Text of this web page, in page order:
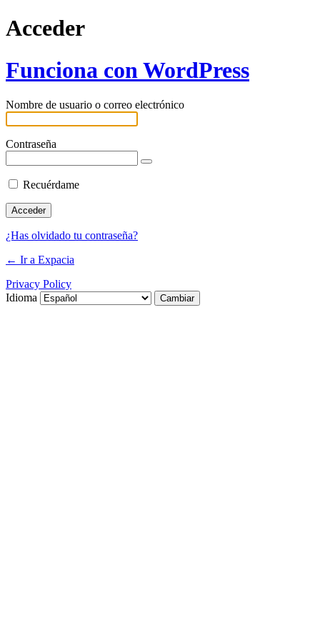
Acceder
Funciona con WordPress
Nombre de usuario o correo electrónico
Contraseña
Recuérdame
¿Has olvidado tu contraseña?
← Ir a Expacia
Privacy Policy
Idioma